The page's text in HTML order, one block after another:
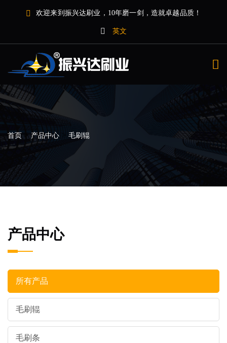
欢迎来到振兴达刷业，10年磨一剑，造就卓越品质！
英文
首页 > 产品中心 > 毛刷辊
产品中心
所有产品
毛刷辊
毛刷条